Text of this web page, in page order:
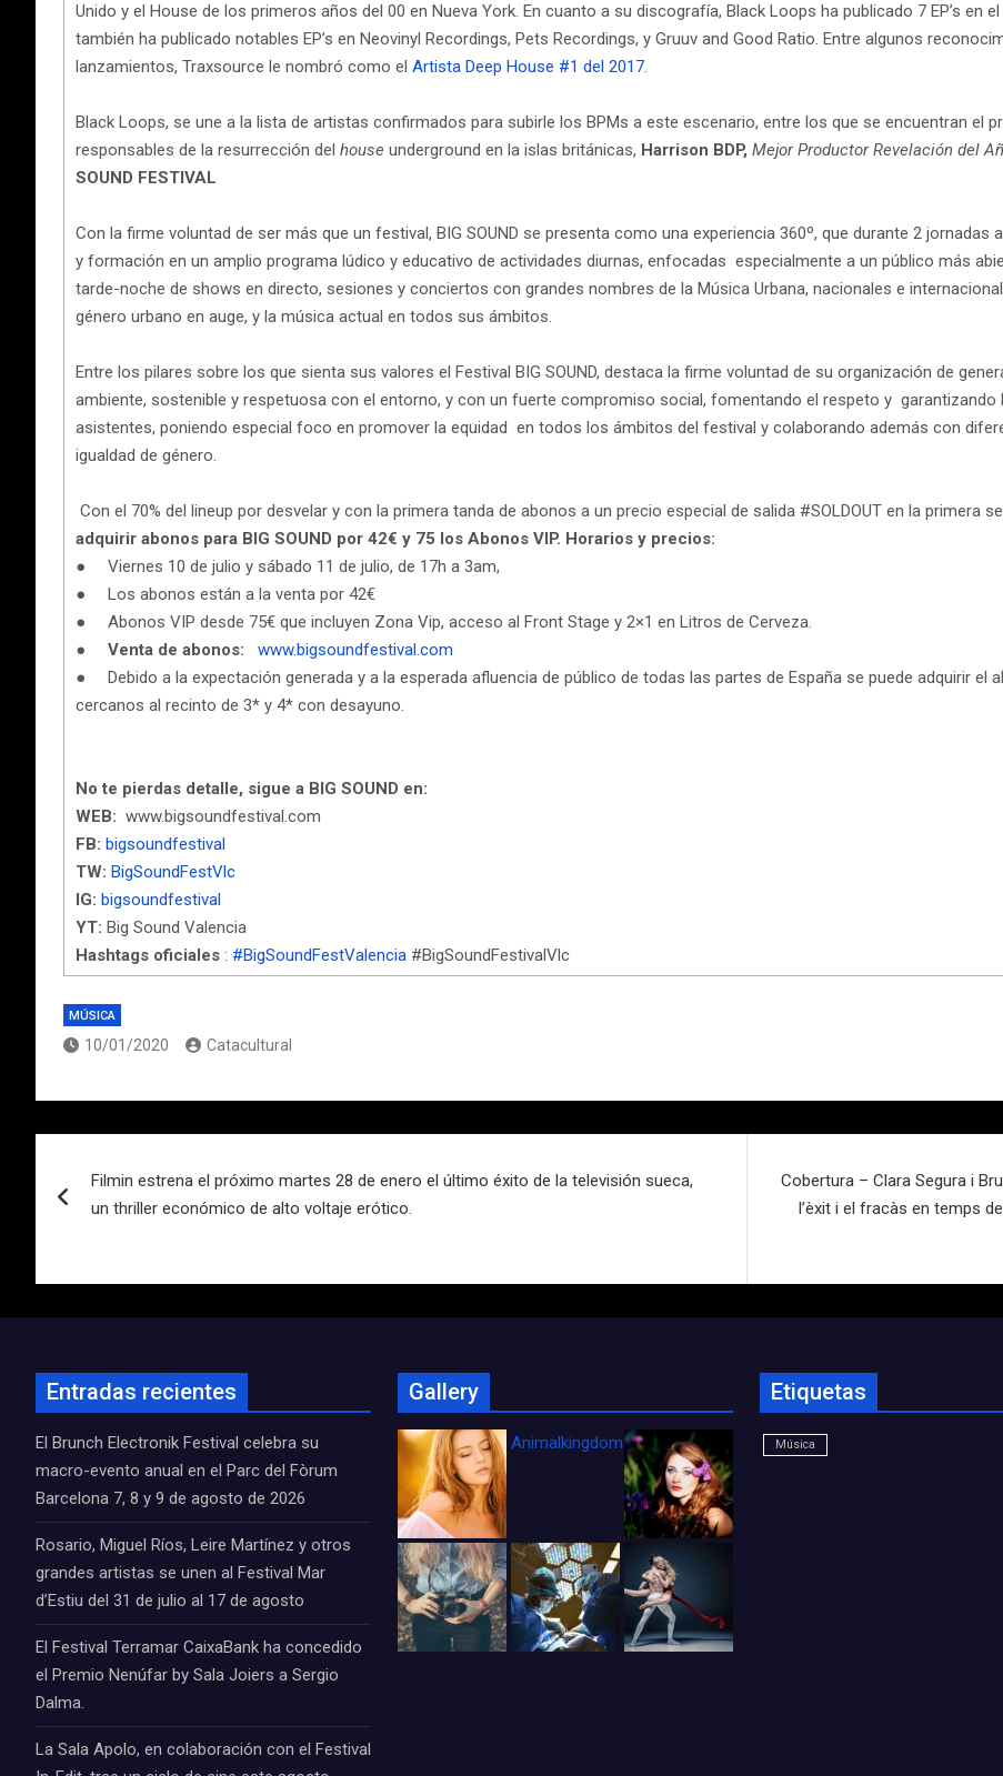
Unido y el House de los primeros años del 00 en Nueva York. En cuanto a su discografía, Black Loops ha publicado 7 EP’s en
también ha publicado notables EP’s en Neovinyl Recordings, Pets Recordings, y Gruuv and Good Ratio. Entre algunos
lanzamientos, Traxsource le nombró como el Artista Deep House #1 del 2017.
Black Loops, se une a la lista de artistas confirmados para subirle los BPMs a este escenario, entre los que se encuentran el
responsables de la resurrección del house underground en la islas británicas, Harrison BDP, Mejor Productor Revelación del
SOUND FESTIVAL
Con la firme voluntad de ser más que un festival, BIG SOUND se presenta como una experiencia 360º, que durante 2
y formación en un amplio programa lúdico y educativo de actividades diurnas, enfocadas especialmente a un público más
tarde-noche de shows en directo, sesiones y conciertos con grandes nombres de la Música Urbana, nacionales e
género urbano en auge, y la música actual en todos sus ámbitos.
Entre los pilares sobre los que sienta sus valores el Festival BIG SOUND, destaca la firme voluntad de su organización de
ambiente, sostenible y respetuosa con el entorno, y con un fuerte compromiso social, fomentando el respeto y
asistentes, poniendo especial foco en promover la equidad en todos los ámbitos del festival y colaborando además con
igualdad de género.
Con el 70% del lineup por desvelar y con la primera tanda de abonos a un precio especial de salida #SOLDOUT en la primera
adquirir abonos para BIG SOUND por 42€ y 75 los Abonos VIP. Horarios y precios:
● Viernes 10 de julio y sábado 11 de julio, de 17h a 3am,
● Los abonos están a la venta por 42€
● Abonos VIP desde 75€ que incluyen Zona Vip, acceso al Front Stage y 2×1 en Litros de Cerveza.
● Venta de abonos:
www.bigsoundfestival.com
● Debido a la expectación generada y a la esperada afluencia de público de todas las partes de España se puede adquirir el
cercanos al recinto de 3* y 4* con desayuno.
No te pierdas detalle, sigue a BIG SOUND en:
WEB: www.bigsoundfestival.com
FB: bigsoundfestival
TW: BigSoundFestVlc
IG: bigsoundfestival
YT: Big Sound Valencia
Hashtags oficiales : #BigSoundFestValencia #BigSoundFestivalVlc
MÚSICA
10/01/2020 Catacultural
de
Filmin estrena el próximo martes 28 de enero el último éxito de la televisión sueca,
un thriller económico de alto voltaje erótico.
Cobertura – Clara Segura i
l’èxit i el fracàs en temps
Entradas recientes
El Brunch Electronik Festival celebra su
macro-evento anual en el Parc del Fòrum
Barcelona 7, 8 y 9 de agosto de 2026
Rosario, Miguel Ríos, Leire Martínez y otros
grandes artistas se unen al Festival Mar
d’Estiu del 31 de julio al 17 de agosto
El Festival Terramar CaixaBank ha concedido
el Premio Nenúfar by Sala Joiers a Sergio
Dalma.
La Sala Apolo, en colaboración con el Festival
Gallery
Animalkingdom_FichaCine
Etiquetas
Música